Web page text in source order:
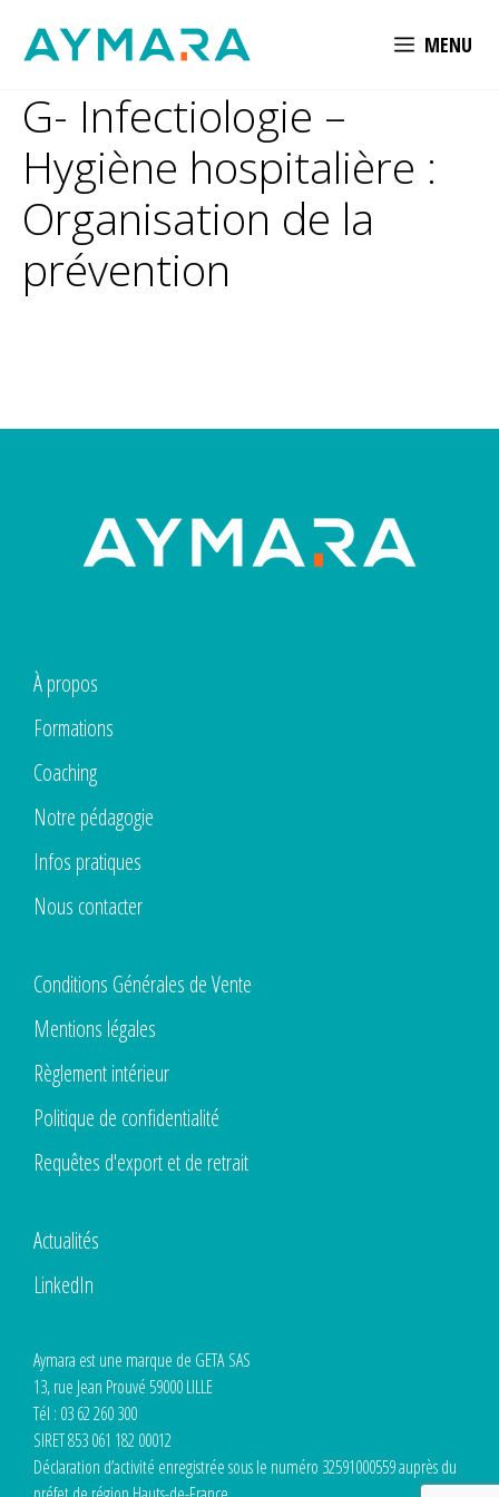
MENU
G- Infectiologie –
Hygiène hospitalière :
Organisation de la
prévention
À propos
Formations
Coaching
Notre pédagogie
Infos pratiques
Nous contacter
Conditions Générales de Vente
Mentions légales
Règlement intérieur
Politique de confidentialité
Requêtes d'export et de retrait
Actualités
LinkedIn
Aymara est une marque de GETA SAS
13, rue Jean Prouvé 59000 LILLE
Tél : 03 62 260 300
SIRET 853 061 182 00012
Déclaration d’activité enregistrée sous le numéro 32591000559 auprès du